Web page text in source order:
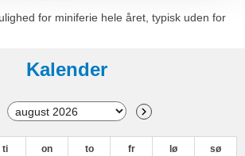
for miniferie hele året, typisk uden for
Kalender
ti on to fr lø sø